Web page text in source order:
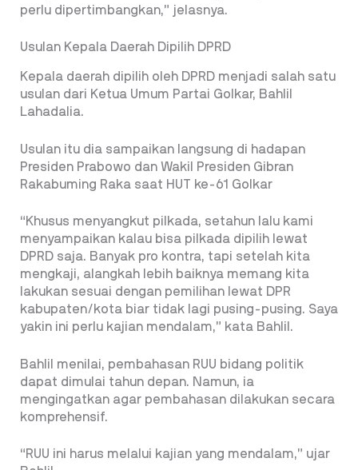
perlu dipertimbangkan,” jelasnya.
Usulan Kepala Daerah Dipilih DPRD
Kepala daerah dipilih oleh DPRD menjadi salah satu
usulan dari Ketua Umum Partai Golkar, Bahlil
Lahadalia.
Usulan itu dia sampaikan langsung di hadapan
Presiden Prabowo dan Wakil Presiden Gibran
Rakabuming Raka saat HUT ke-61 Golkar
“Khusus menyangkut pilkada, setahun lalu kami
menyampaikan kalau bisa pilkada dipilih lewat
DPRD saja. Banyak pro kontra, tapi setelah kita
mengkaji, alangkah lebih baiknya memang kita
lakukan sesuai dengan pemilihan lewat DPR
kabupaten/kota biar tidak lagi pusing-pusing. Saya
yakin ini perlu kajian mendalam,” kata Bahlil.
Bahlil menilai, pembahasan RUU bidang politik
dapat dimulai tahun depan. Namun, ia
mengingatkan agar pembahasan dilakukan secara
komprehensif.
“RUU ini harus melalui kajian yang mendalam,” ujar